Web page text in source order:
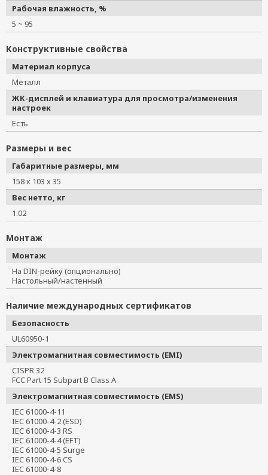
Рабочая влажность, %
5 ~ 95
Конструктивные свойства
Материал корпуса
Металл
ЖК-дисплей и клавиатура для просмотра/изменения
настроек
Есть
Размеры и вес
Габаритные размеры, мм
158 х 103 х 35
Вес нетто, кг
1.02
Монтаж
Монтаж
На DIN-рейку (опционально)
Настольный/настенный
Наличие международных сертификатов
Безопасность
UL60950-1
Электромагнитная совместимость (EMI)
CISPR 32
FCC Part 15 Subpart B Class A
Электромагнитная совместимость (EMS)
IEC 61000-4-11
IEC 61000-4-2 (ESD)
IEC 61000-4-3 RS
IEC 61000-4-4 (EFT)
IEC 61000-4-5 Surge
IEC 61000-4-6 CS
IEC 61000-4-8